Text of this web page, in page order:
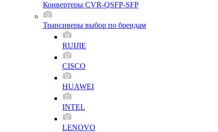
Конвертеры CVR-QSFP-SFP
Трансиверы выбор по брендам
RUIJIE
CISCO
HUAWEI
INTEL
LENOVO